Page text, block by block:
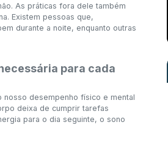
As práticas fora dele também
Existem pessoas que,
durante a noite, enquanto outras
para cada
nosso desempenho físico e mental
deixa de cumprir tarefas
para o dia seguinte, o sono